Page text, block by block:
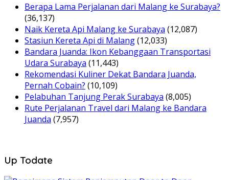
Berapa Lama Perjalanan dari Malang ke Surabaya?
(36,137)
Naik Kereta Api Malang ke Surabaya (12,087)
Stasiun Kereta Api di Malang(12,033)
Bandara Juanda: Ikon Kebanggaan Transportasi
Udara Surabaya (11,443)
Rekomendasi Kuliner Dekat Bandara Juanda,
Pernah Cobain? (10,109)
Pelabuhan Tanjung Perak Surabaya (8,005)
Rute Perjalanan Travel dari Malang ke Bandara
Juanda (7,957)
Up Todate